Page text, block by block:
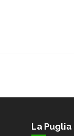
La Puglia